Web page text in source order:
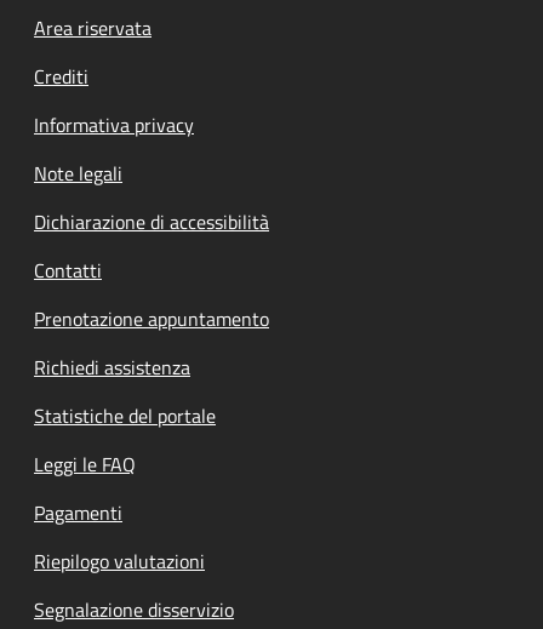
Footer menu
Area riservata
Crediti
Informativa privacy
Note legali
Dichiarazione di accessibilità
Contatti
Prenotazione appuntamento
Richiedi assistenza
Statistiche del portale
Leggi le FAQ
Pagamenti
Riepilogo valutazioni
Segnalazione disservizio